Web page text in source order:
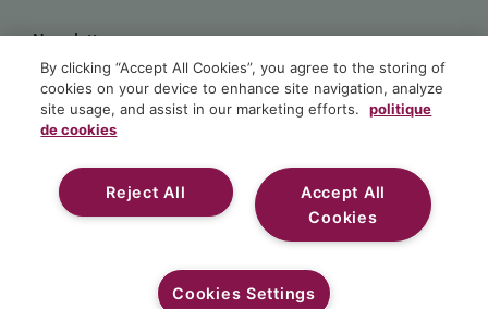
Newsletter
Nom
E-mail
S'ABONNER
© 2023 Réalisé par Sidney (DCH)
By clicking “Accept All Cookies”, you agree to the storing of
cookies on your device to enhance site navigation, analyze
site usage, and assist in our marketing efforts.
politique
de cookies
Accept All
Cookies
Reject All
Cookies Settings